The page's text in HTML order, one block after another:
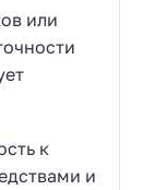
или
к
и